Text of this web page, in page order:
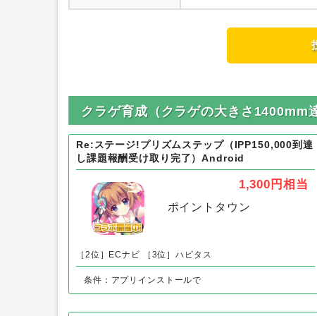
内容
クラゲ育成（クラゲの大きさ1400mm
Re:ステージ!プリズムステップ（IPP150,000到達
し課題報酬受け取り完了）Android
ポイントタウン